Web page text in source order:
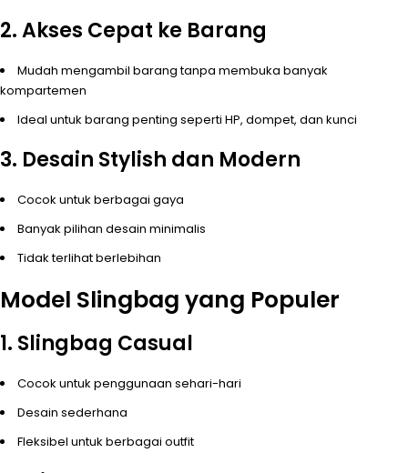
2. Akses Cepat ke Barang
Mudah mengambil barang tanpa membuka banyak
kompartemen
Ideal untuk barang penting seperti HP, dompet, dan kunci
3. Desain Stylish dan Modern
Cocok untuk berbagai gaya
Banyak pilihan desain minimalis
Tidak terlihat berlebihan
Model Slingbag yang Populer
1. Slingbag Casual
Cocok untuk penggunaan sehari-hari
Desain sederhana
Fleksibel untuk berbagai outfit